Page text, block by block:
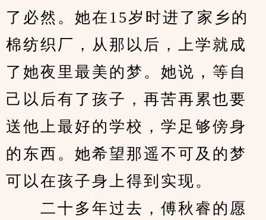
了必然。她在15岁时进了家乡的
棉纺织厂，从那以后，上学就成
了她夜里最美的梦。她说，等自
己以后有了孩子，再苦再累也要
送他上最好的学校，学足够傍身
的东西。她希望那遥不可及的梦
可以在孩子身上得到实现。
二十多年过去，傅秋睿的愿